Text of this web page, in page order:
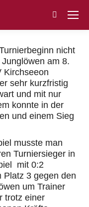
Search:
nicht
am 8.
Kirchseeon
sehr kurzfristig
und mit nur
konnte in der
und einem Sieg
musste man
Turniersieger in
mit 0:2
Platz 3 gegen den
um Trainer
trotz einer